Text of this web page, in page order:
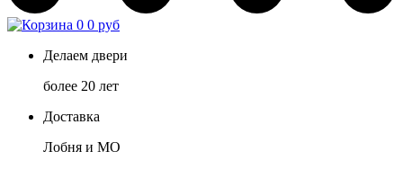
0 0 руб
Делаем двери
более 20 лет
Доставка
Лобня и МО